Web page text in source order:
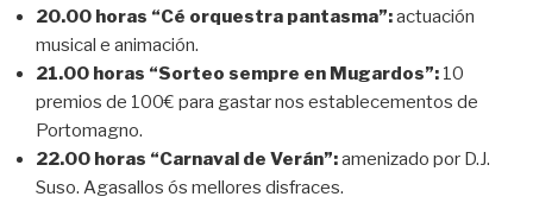
20.00 horas “Cé orquestra pantasma”:actuación
musical e animación.
21.00 horas “Sorteo sempre en Mugardos”: 10
premios de 100€ para gastar nos establecementos de
Portomagno.
22.00 horas “Carnaval de Verán”:amenizado por D.J.
Suso. Agasallos ós mellores disfraces.